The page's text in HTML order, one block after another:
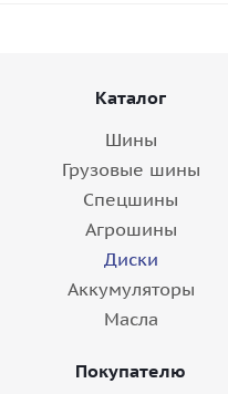
Каталог
Шины
Грузовые шины
Спецшины
Агрошины
Диски
Аккумуляторы
Масла
Покупателю